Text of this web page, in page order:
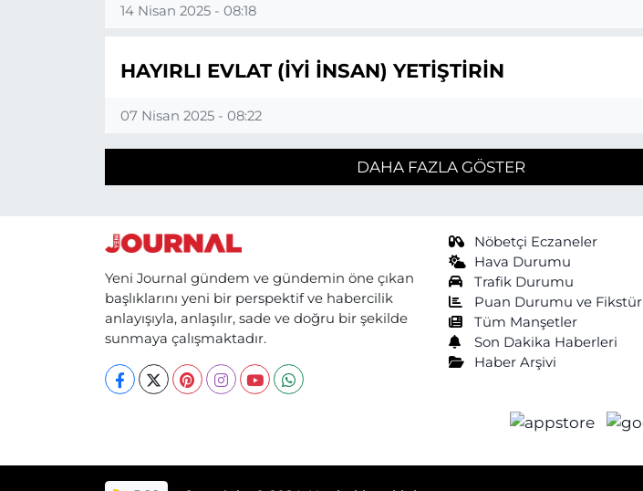
14 Nisan 2025 - 08:18
HAYIRLI EVLAT (İYİ İNSAN) YETİŞTİRİN
07 Nisan 2025 - 08:22
DAHA FAZLA GÖSTER
Yeni Journal gündem ve gündemin öne çıkan
başlıklarını yeni bir perspektif ve habercilik
anlayışıyla, anlaşılır, sade ve doğru bir şekilde
sunmaya çalışmaktadır.
Nöbetçi Eczaneler
Hava Durumu
Trafik Durumu
Puan Durumu ve Fikstür
Tüm Manşetler
Son Dakika Haberleri
Haber Arşivi